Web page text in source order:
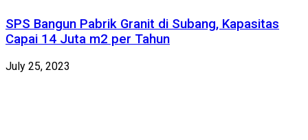
SPS Bangun Pabrik Granit di Subang, Kapasitas
Capai 14 Juta m2 per Tahun
July 25, 2023